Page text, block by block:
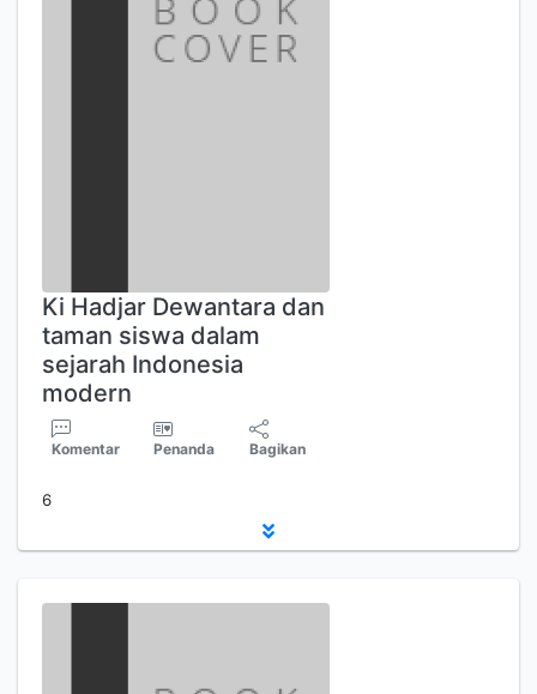
Ki Hadjar Dewantara dan
taman siswa dalam
sejarah Indonesia
modern
Komentar Penanda Bagikan
6